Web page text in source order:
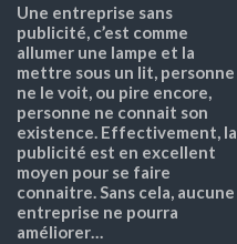
Une entreprise sans
publicité, c’est comme
allumer une lampe et la
mettre sous un lit, personne
ne le voit, ou pire encore,
personne ne connait son
existence. Effectivement, la
publicité est en excellent
moyen pour se faire
connaitre. Sans cela, aucune
entreprise ne pourra
améliorer…